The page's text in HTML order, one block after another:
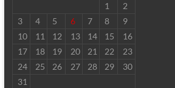
1
2
3
4 5 6 7 8
9
10
11 12 13 14 15
16
17
18 19 20 21 22
23
24
25 26 27 28 29
30
31